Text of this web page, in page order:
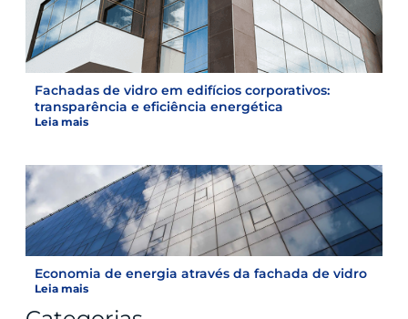
Fachadas de vidro em edifícios corporativos:
transparência e eficiência energética
Leia mais
Economia de energia através da fachada de vidro
Leia mais